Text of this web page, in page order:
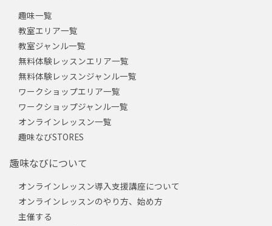
趣味一覧
教室エリア一覧
教室ジャンル一覧
無料体験レッスンエリア一覧
無料体験レッスンジャンル一覧
ワークショップエリア一覧
ワークショップジャンル一覧
オンラインレッスン一覧
趣味なびSTORES
趣味なびについて
オンラインレッスン導入支援講座について
オンラインレッスンのやり方、始め方
主催する